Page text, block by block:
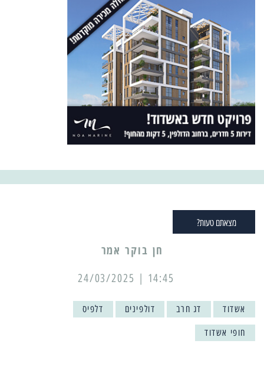
מצאתם טעות?
14:45 | 24/03/2025
אשדוד דג חרב דולפינים דלפיס
חופי אשדוד